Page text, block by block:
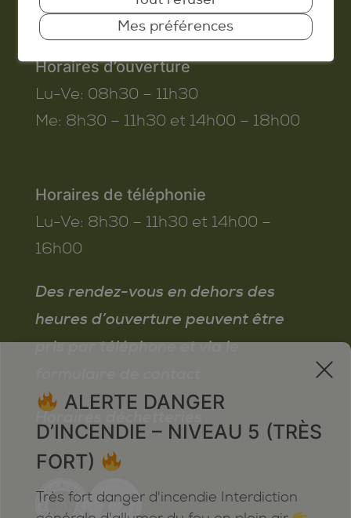
Horaires d’ouverture
Lu-Ve: 08h30 – 11h30
Me: 8h30 – 11h30 et 14h00 – 18h00
Horaires de téléphonie
Lu-Ve: 8h30 – 11h30 et 14h00 –
16h00
Des rendez-vous en dehors des
heures d’ouverture peuvent être
pris par téléphone et via le
Horaires déchetteries
x
ALERTE DANGER
D’INCENDIE – NIVEAU 5 (TRÈS
FORT)
Très fort danger d'incendie Interdiction
Mes préférences